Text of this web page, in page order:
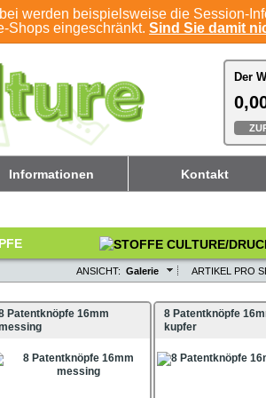
werden beispielsweise die Session-
Shops eingeschränkt. Sind Sie damit
Informationen Kontakt
Der
Der
ARTIKEL PRO
ANSICHT: Galerie
Patentknöpfe 16mm
8 Patentknöpfe
kupfer